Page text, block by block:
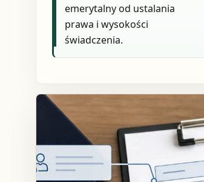
emerytalny od ustalania
prawa i wysokości
świadczenia.